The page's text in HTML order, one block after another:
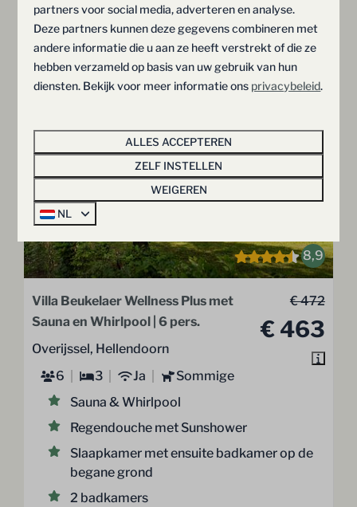
Ideaal voor wandelaars van het Pieterpad
vr 7 - za 8 augustus
Zomervakantie
BEKIJKEN
UITGELICHT - 2 NACHTEN EN 1072 DAGEN LATER
8,9
€ 472
€ 463
Villa Beukelaer Wellness Plus met
Sauna en Whirlpool | 6 pers.
Overijssel, Hellendoorn
6
3 Ja
Sommige
Sauna & Whirlpool
Regendouche met Sunshower
Slaapkamer met ensuite badkamer op de
begane grond
2 badkamers
partners voor social media, adverteren en analyse.
Deze partners kunnen deze gegevens combineren met
andere informatie die u aan ze heeft verstrekt of die ze
hebben verzameld op basis van uw gebruik van hun
diensten. Bekijk voor meer informatie ons privacybeleid.
ALLES ACCEPTEREN
ZELF INSTELLEN
WEIGEREN
NL